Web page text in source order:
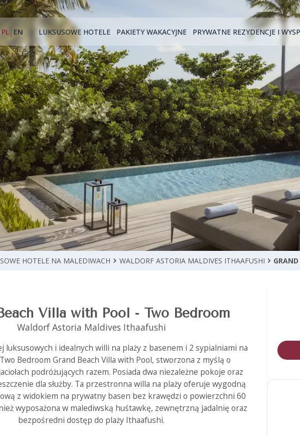
PL EN LUKSUSOWE HOTELE PAKIETY WAKACYJNE PRYWATNE REZYDENCJE I
HOTELE NA MALEDIWACH WALDORF ASTORIA MALDIVES ITHAAFUSHI
Villa with Pool - Two Bedroom
Waldorf Astoria Maldives Ithaafushi
luksusowych i idealnych willi na plaży z basenem i 2 sypialniami na
Bedroom Grand Beach Villa with Pool, stworzona z myślą o
podróżujących razem. Posiada dwa niezależne pokoje oraz
dla służby. Ta przestronna willa na plaży oferuje wygodną
z widokiem na prywatny basen bez krawędzi o powierzchni 60
wyposażona w malediwską huśtawkę, zewnętrzną jadalnię oraz
bezpośredni dostęp do plaży Ithaafushi.